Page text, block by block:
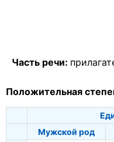
Часть речи:
Положительная
Мужской род